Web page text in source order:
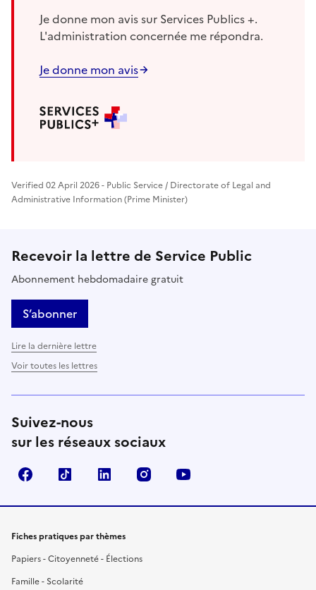
Je donne mon avis sur Services Publics +.
L'administration concernée me répondra.
Je donne mon avis
Verified 02 April 2026 - Public Service / Directorate of Legal and
Administrative Information (Prime Minister)
Recevoir la lettre de Service Public
Abonnement hebdomadaire gratuit
S’abonner
Lire la dernière lettre
Voir toutes les lettres
Suivez-nous
sur les réseaux sociaux
FacebookTikTok LinkedIn Instagram
Fiches pratiques par thèmes
Papiers - Citoyenneté - Élections
Famille - Scolarité